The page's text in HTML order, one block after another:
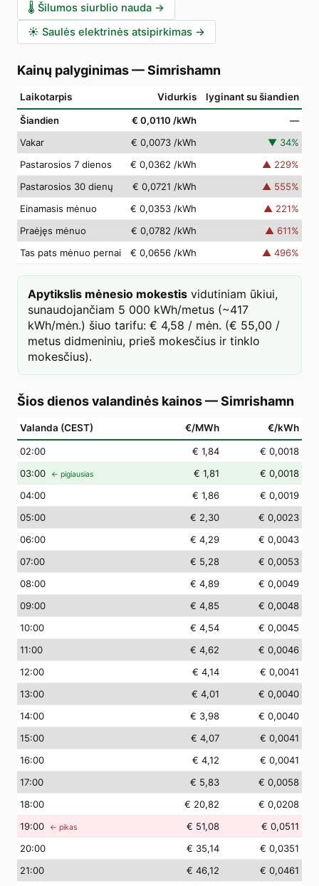
🌡️ Šilumos siurblio nauda →
☀️ Saulės elektrinės atsipirkimas →
Kainų palyginimas—Simrishamn
Laikotarpis Vidurkis lyginant su šiandien
Šiandien € 0,0110 /kWh
—
Vakar
€ 0,0073 /kWh ▼ 34%
Pastarosios 7 dienos
€ 0,0362 /kWh ▲ 229%
Pastarosios 30 dienų
€ 0,0721 /kWh ▲ 555%
Einamasis mėnuo
€ 0,0353 /kWh ▲ 221%
Praėjęs mėnuo
€ 0,0782 /kWh ▲ 611%
Tas pats mėnuo pernai
€ 0,0656 /kWh ▲ 496%
Apytikslis mėnesio mokestis vidutiniam ūkiui,
sunaudojančiam 5 000 kWh/metus (~417
kWh/mėn.) šiuo tarifu: € 4,58 / mėn. (€ 55,00 /
metus didmeniniu, prieš mokesčius ir tinklo
mokesčius).
Šios dienos valandinės kainos—Simrishamn
Valanda (CEST) €/MWh €/kWh
02:00 € 1,84
€ 0,0018
03:00 ← pigiausias € 1,81
€ 0,0018
04:00 € 1,86
€ 0,0019
05:00 € 2,30
€ 0,0023
06:00 € 4,29
€ 0,0043
07:00 € 5,28
€ 0,0053
08:00 € 4,89
€ 0,0049
09:00 € 4,85
€ 0,0048
10:00 € 4,54
€ 0,0045
11:00 € 4,62
€ 0,0046
12:00 € 4,14
€ 0,0041
13:00 € 4,01
€ 0,0040
14:00 € 3,98
€ 0,0040
15:00 € 4,07
€ 0,0041
16:00 € 4,12
€ 0,0041
17:00 € 5,83
€ 0,0058
18:00 € 20,82
€ 0,0208
19:00 ← pikas € 51,08
€ 0,0511
20:00 € 35,14
€ 0,0351
21:00 € 46,12
€ 0,0461